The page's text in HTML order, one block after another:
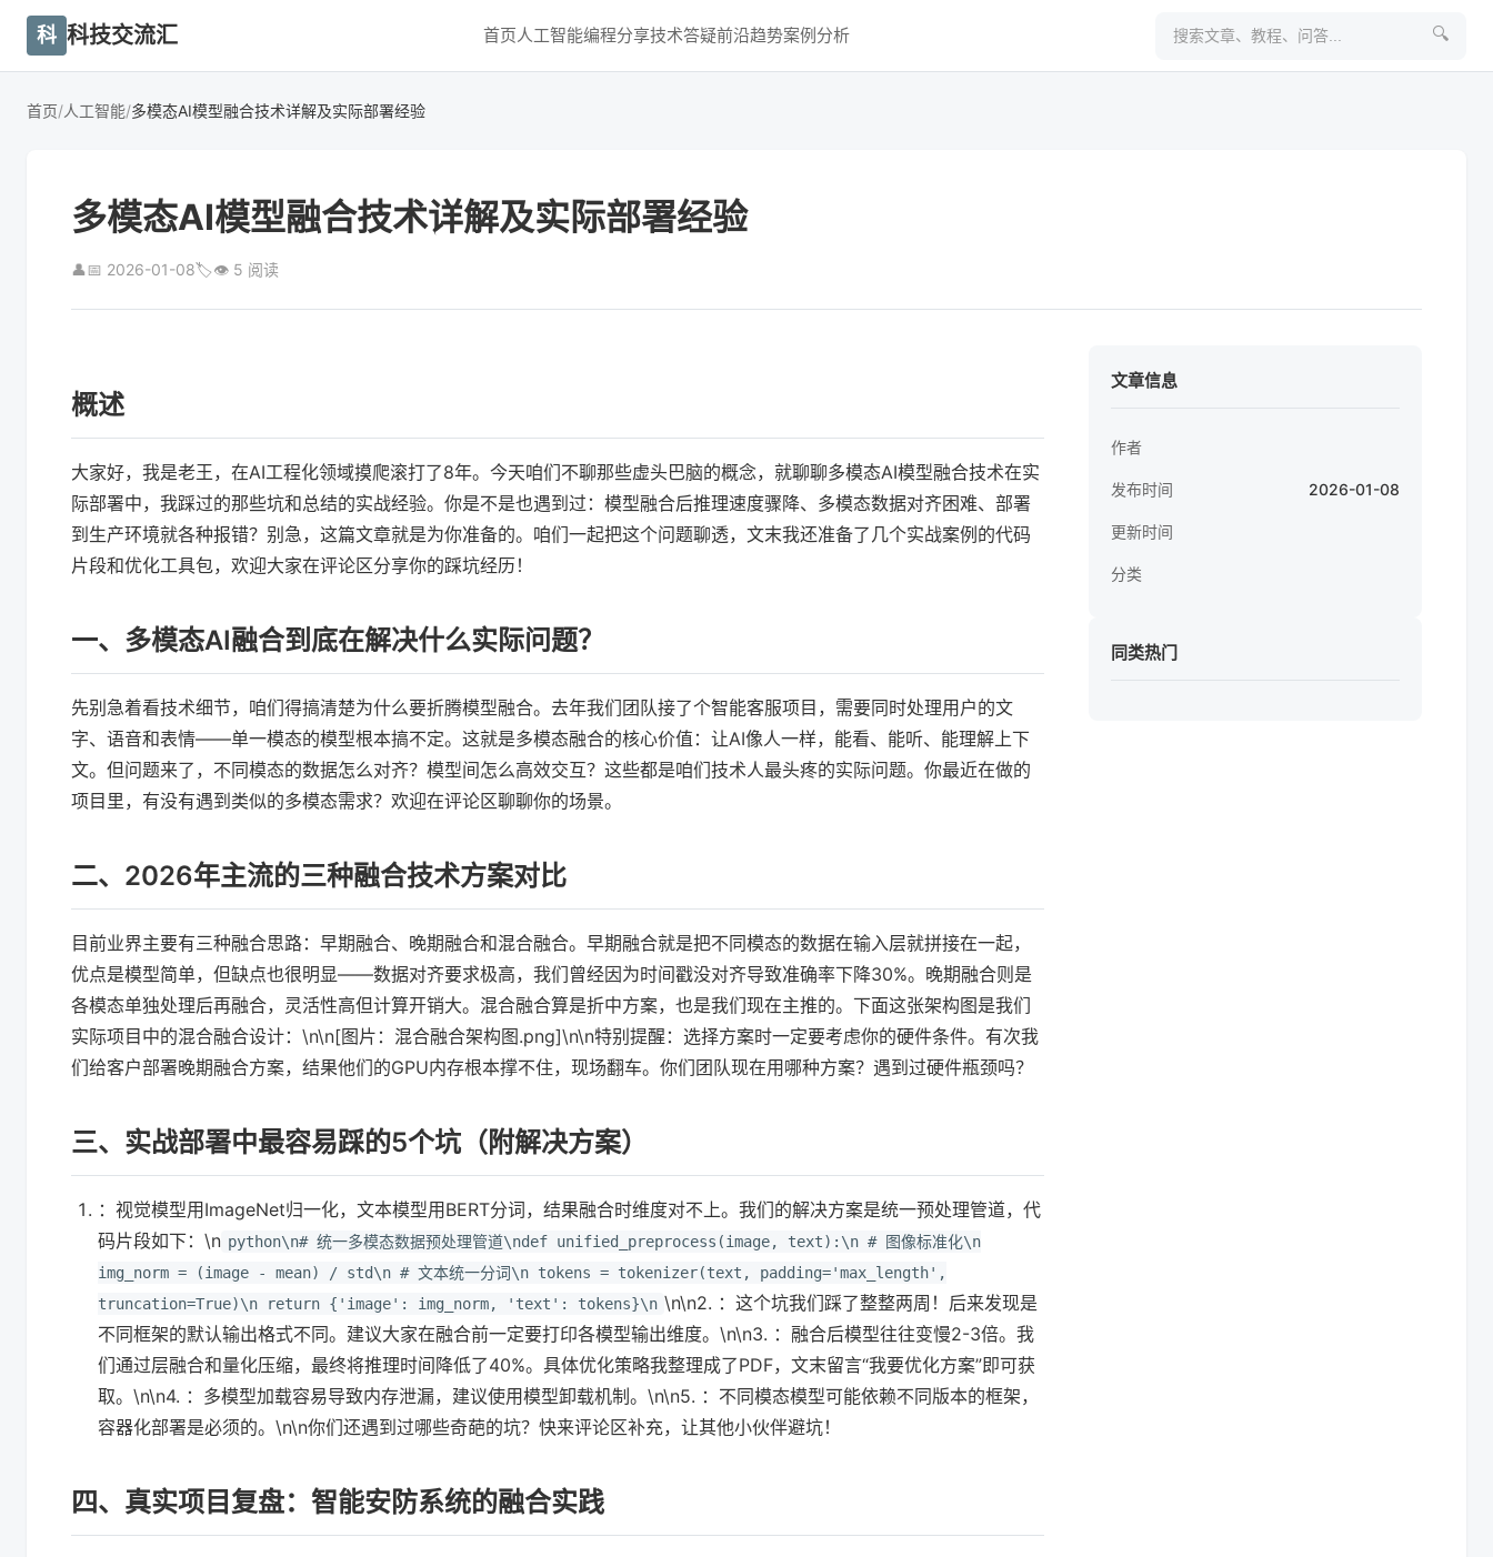
科 科技交流汇 首页人工智能编程分享技术答疑前沿趋势案例分析 🔍
首页/人工智能/多模态AI模型融合技术详解及实际部署经验
多模态AI模型融合技术详解及实际部署经验
👤📅 2026-01-08🏷👁 5 阅读
概述
大家好，我是老王，在AI工程化领域摸爬滚打了8年。今天咱们不聊那些虚头巴脑的概念，就聊聊多模态AI模型融合技术在实
际部署中，我踩过的那些坑和总结的实战经验。你是不是也遇到过：模型融合后推理速度骤降、多模态数据对齐困难、部署
到生产环境就各种报错？别急，这篇文章就是为你准备的。咱们一起把这个问题聊透，文末我还准备了几个实战案例的代码
片段和优化工具包，欢迎大家在评论区分享你的踩坑经历！
一、多模态AI融合到底在解决什么实际问题？
先别急着看技术细节，咱们得搞清楚为什么要折腾模型融合。去年我们团队接了个智能客服项目，需要同时处理用户的文
字、语音和表情——单一模态的模型根本搞不定。这就是多模态融合的核心价值：让AI像人一样，能看、能听、能理解上下
文。但问题来了，不同模态的数据怎么对齐？模型间怎么高效交互？这些都是咱们技术人最头疼的实际问题。你最近在做的
项目里，有没有遇到类似的多模态需求？欢迎在评论区聊聊你的场景。
二、2026年主流的三种融合技术方案对比
目前业界主要有三种融合思路：早期融合、晚期融合和混合融合。早期融合就是把不同模态的数据在输入层就拼接在一起，
优点是模型简单，但缺点也很明显——数据对齐要求极高，我们曾经因为时间戳没对齐导致准确率下降30%。晚期融合则是
各模态单独处理后再融合，灵活性高但计算开销大。混合融合算是折中方案，也是我们现在主推的。下面这张架构图是我们
实际项目中的混合融合设计：\n\n[图片：混合融合架构图.png]\n\n特别提醒：选择方案时一定要考虑你的硬件条件。有次我
们给客户部署晚期融合方案，结果他们的GPU内存根本撑不住，现场翻车。你们团队现在用哪种方案？遇到过硬件瓶颈吗？
三、实战部署中最容易踩的5个坑（附解决方案）
：视觉模型用ImageNet归一化，文本模型用BERT分词，结果融合时维度对不上。我们的解决方案是统一预处理管道，代
码片段如下：\n python\n# 统一多模态数据预处理管道\ndef unified_preprocess(image, text):\n # 图像标准化\n
img_norm = (image - mean) / std\n # 文本统一分词\n tokens = tokenizer(text, padding='max_length',
truncation=True)\n return {'image': img_norm, 'text': tokens}\n \n\n2. ：这个坑我们踩了整整两周！后来发现是
不同框架的默认输出格式不同。建议大家在融合前一定要打印各模型输出维度。\n\n3. ：融合后模型往往变慢2-3倍。我
们通过层融合和量化压缩，最终将推理时间降低了40%。具体优化策略我整理成了PDF，文末留言“我要优化方案”即可获
取。\n\n4. ：多模型加载容易导致内存泄漏，建议使用模型卸载机制。\n\n5. ：不同模态模型可能依赖不同版本的框架，
容器化部署是必须的。\n\n你们还遇到过哪些奇葩的坑？快来评论区补充，让其他小伙伴避坑！
四、真实项目复盘：智能安防系统的融合实践
文章信息
作者
发布时间 2026-01-08
更新时间
分类
同类热门